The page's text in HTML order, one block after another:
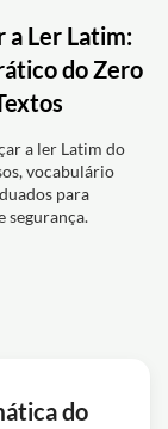
a Ler Latim:
do Zero
a ler Latim do
vocabulário
para
segurança.
do